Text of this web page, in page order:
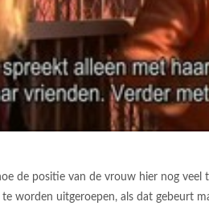
de positie van de vrouw hier nog veel
worden uitgeroepen, als dat gebeurt